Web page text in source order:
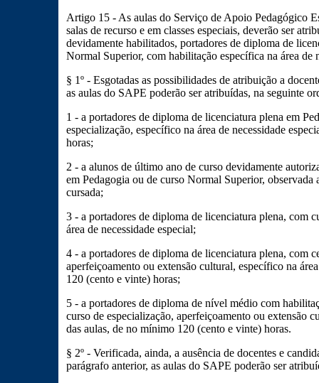
Artigo 15 - As aulas do Serviço de Apoio Pedagógico
salas de recurso e em classes especiais, deverão ser
devidamente habilitados, portadores de diploma de
Normal Superior, com habilitação específica na área de
§ 1º - Esgotadas as possibilidades de atribuição a
as aulas do SAPE poderão ser atribuídas, na seguinte
1 - a portadores de diploma de licenciatura plena em
especialização, específico na área de necessidade
horas;
2 - a alunos de último ano de curso devidamente
em Pedagogia ou de curso Normal Superior, observada
cursada;
3 - a portadores de diploma de licenciatura plena, com
área de necessidade especial;
4 - a portadores de diploma de licenciatura plena, com
aperfeiçoamento ou extensão cultural, específico na
120 (cento e vinte) horas;
5 - a portadores de diploma de nível médio com
curso de especialização, aperfeiçoamento ou extensão
das aulas, de no mínimo 120 (cento e vinte) horas.
§ 2º - Verificada, ainda, a ausência de docentes e
parágrafo anterior, as aulas do SAPE poderão ser